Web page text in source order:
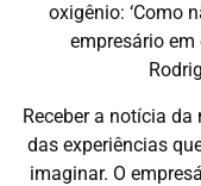
oxigênio: ‘Como
empresário
Receber a notícia
das experiências
imaginar. O